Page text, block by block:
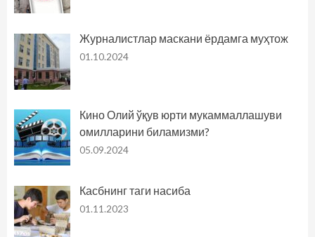
Журналистлар маскани ёрдамга муҳтож
01.10.2024
Кино Олий ўқув юрти мукаммаллашуви
омилларини биламизми?
05.09.2024
Касбнинг таги насиба
01.11.2023